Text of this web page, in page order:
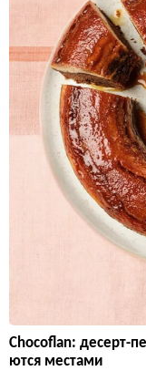
Chocoflan: десерт-
ются местами